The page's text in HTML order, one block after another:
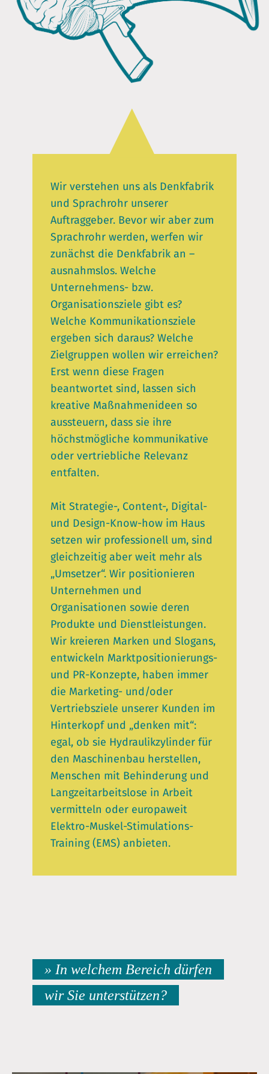
Wir verstehen uns als Denkfabrik
und Sprachrohr unserer
Auftraggeber. Bevor wir aber zum
Sprachrohr werden, werfen wir
zunächst die Denkfabrik an –
ausnahmslos. Welche
Unternehmens- bzw.
Organisationsziele gibt es?
Welche Kommunikationsziele
ergeben sich daraus? Welche
Zielgruppen wollen wir erreichen?
Erst wenn diese Fragen
beantwortet sind, lassen sich
kreative Maßnahmenideen so
aussteuern, dass sie ihre
höchstmögliche kommunikative
oder vertriebliche Relevanz
entfalten.
Mit Strategie-, Content-, Digital-
und Design-Know-how im Haus
setzen wir professionell um, sind
gleichzeitig aber weit mehr als
„Umsetzer“. Wir positionieren
Unternehmen und
Organisationen sowie deren
Produkte und Dienstleistungen.
Wir kreieren Marken und Slogans,
entwickeln Marktpositionierungs-
und PR-Konzepte, haben immer
die Marketing- und/oder
Vertriebsziele unserer Kunden im
Hinterkopf und „denken mit“:
egal, ob sie Hydraulikzylinder für
den Maschinenbau herstellen,
Menschen mit Behinderung und
Langzeitarbeitslose in Arbeit
vermitteln oder europaweit
Elektro-Muskel-Stimulations-
Training (EMS) anbieten.
» In welchem Bereich dürfen
wir Sie unterstützen?